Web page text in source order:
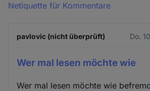
Netiquette für Kommentare
pavlovic (nicht überprüft) Do.
Wer mal lesen möchte wie
Wer mal lesen möchte wie